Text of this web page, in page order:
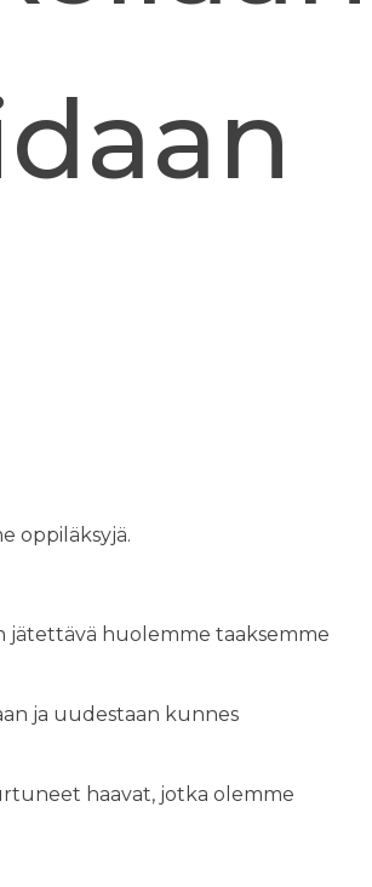
oppiläksyjä.
jätettävä huolemme taaksemme
ja uudestaan kunnes
haavat, jotka olemme